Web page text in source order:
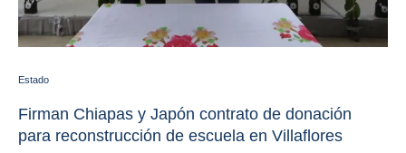
Estado
Firman Chiapas y Japón contrato de donación
para reconstrucción de escuela en Villaflores